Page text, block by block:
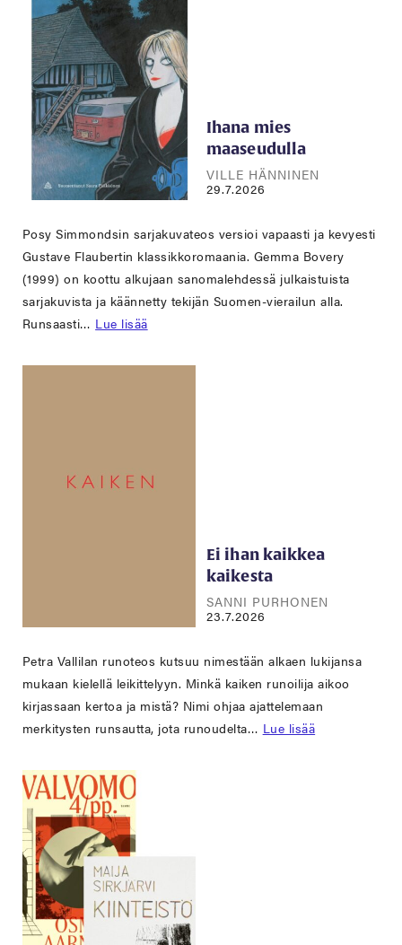
Ihana mies
maaseudulla
VILLE HÄNNINEN
29.7.2026
Posy Simmondsin sarjakuvateos versioi vapaasti ja kevyesti
Gustave Flaubertin klassikkoromaania. Gemma Bovery
(1999) on koottu alkujaan sanomalehdessä julkaistuista
sarjakuvista ja käännetty tekijän Suomen-vierailun alla.
Runsaasti… Lue lisää
Ei ihan kaikkea
kaikesta
SANNI PURHONEN
23.7.2026
Petra Vallilan runoteos kutsuu nimestään alkaen lukijansa
mukaan kielellä leikittelyyn. Minkä kaiken runoilija aikoo
kirjassaan kertoa ja mistä? Nimi ohjaa ajattelemaan
merkitysten runsautta, jota runoudelta… Lue lisää